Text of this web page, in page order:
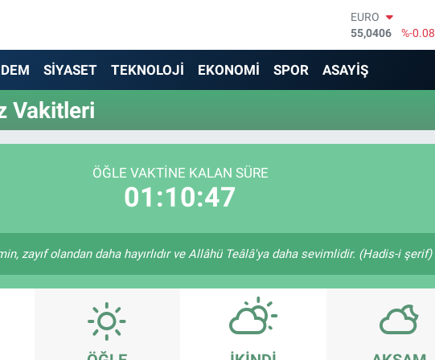
EURO
55,0406
%-0.08
STERLİN
64,2143
GRAM ALTIN
13.799
%70
BITCOIN
SİYASET TEKNOLOJİ EKONOMİ SPOR ASAYİŞ
Vakitleri
ÖĞLE VAKTINE KALAN SÜRE
01:10:47
zayıf olandan daha hayırlıdır ve Allâhü Teâlâ'ya daha sevimlidir. (Hadis-i şerif)